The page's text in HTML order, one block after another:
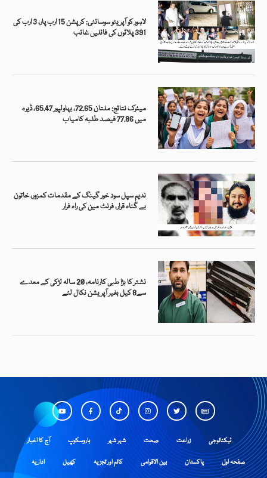
لاہور کو آپریٹو سوسائٹی: کرپشن 15 ارب پار، 3 ارب کی
391 پلاٹوں کی فائلیں غائب
میٹرک نتائج: ملتان 72.65، بہاولپور 65.47، ڈیرہ
میں 77.86 فیصد طلبہ کامیاب
ندیم سپل سود خور گینگ کے مقدمات کمزور، خاتون
بے گناہ قرار، فرنٹ مین کی راہ فرار
نشتر کا بڑا طبی کارنامہ، 20 سالہ لڑکی کے معدے
سے8 کیل بغیر آپریشن نکال لئے
آج کا اخبار ہاروسکوپ شہر شہر صحت زراعت ٹیکنالوجی
اداریہ کھیل کالم اور تجزیہ بین الاقوامی پاکستان صفحہ اول